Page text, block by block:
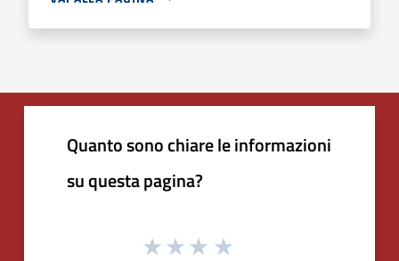
Quanto sono chiare le informazioni
su questa pagina?